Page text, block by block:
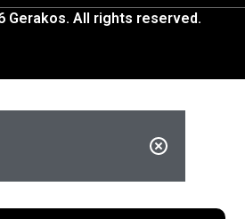
Gerakos. All rights reserved.